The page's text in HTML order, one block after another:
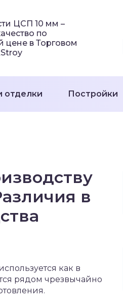
ЦСП 10 мм –
по
цене в Торговом
отделки Постройки
в
как в
рядом чрезвычайно